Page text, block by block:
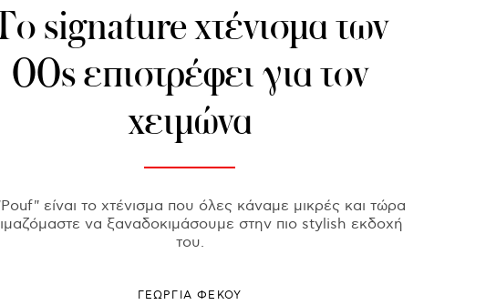
signature χτένισμα των
00s επιστρέφει για τον
χειμώνα
είναι το χτένισμα που όλες κάναμε μικρές και τώρα
να ξαναδοκιμάσουμε στην πιο stylish εκδοχή
του.
ΓΕΩΡΓΙΑ ΦΕΚΟΥ